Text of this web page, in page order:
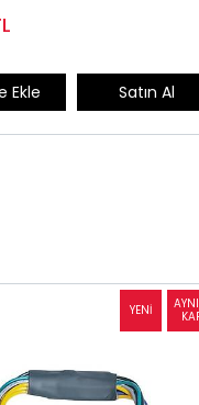
Ekle Satın Al